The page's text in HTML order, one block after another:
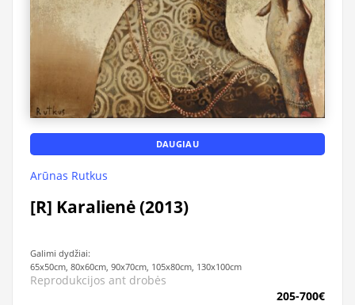
DAUGIAU
Arūnas Rutkus
[R] Karalienė (2013)
Galimi dydžiai:
65x50cm, 80x60cm, 90x70cm, 105x80cm, 130x100cm
Reprodukcijos ant drobės
205-700€